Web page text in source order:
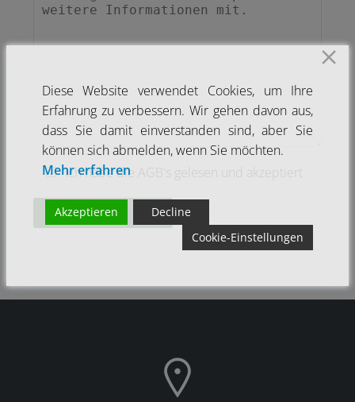
Ich habe die AGB's gelesen und akzeptiert
Diese Website verwendet Cookies, um Ihre
Erfahrung zu verbessern. Wir gehen davon aus,
dass Sie damit einverstanden sind, aber Sie
können sich abmelden, wenn Sie möchten.
Mehr erfahren
Akzeptieren
Decline
Cookie-Einstellungen